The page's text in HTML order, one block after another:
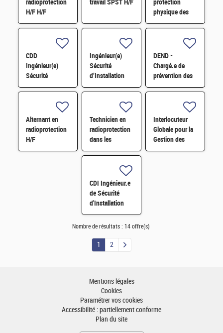
radioprotection
H/F H/F
travail SPST H/F
protection
physique des
matières
CDD
Ingénieur(e)
Sécurité
d'Installation
Ingénieur(e)
Sécurité
d’Installation
H/F
DEND -
Chargé.e de
prévention des
risques
et conseiller.e
en
radioprotection
H/F
Alternant en
radioprotection
H/F
Technicien en
radioprotection
dans les
installations F/H
Interlocuteur
Globale pour la
Gestion des
sources (IGG) –
CDI Ingénieur.e
de Sécurité
d'Installation
H/F
Nombre de résultats : 14 offre(s)
1 2
Mentions légales
Cookies
Paramétrer vos cookies
Accessibilité : partiellement conforme
Plan du site